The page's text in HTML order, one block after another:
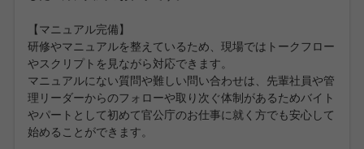
【マニュアル完備】
研修やマニュアルを整えているため、現場ではトークフロー
やスクリプトを見ながら対応できます。
マニュアルにない質問や難しい問い合わせは、先輩社員や管
理リーダーからのフォローや取り次ぐ体制があるためバイト
やパートとして初めて官公庁のお仕事に就く方でも安心して
始めることができます。